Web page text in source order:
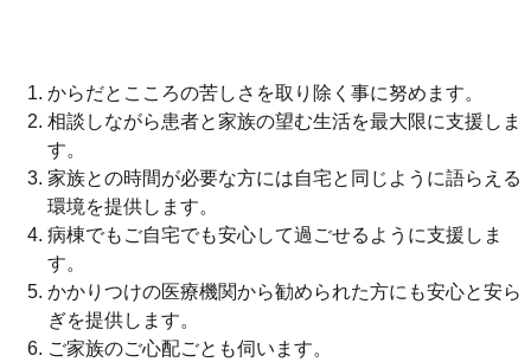
からだとこころの苦しさを取り除く事に努めます。
相談しながら患者と家族の望む生活を最大限に支援しま
す。
家族との時間が必要な方には自宅と同じように語らえる
環境を提供します。
病棟でもご自宅でも安心して過ごせるように支援しま
す。
かかりつけの医療機関から勧められた方にも安心と安ら
ぎを提供します。
ご家族のご心配ごとも伺います。